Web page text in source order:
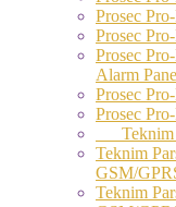
Prosec
Prosec
Prosec
Alarm
Prosec
Prosec
Teknim
Teknim
GSM/
Teknim